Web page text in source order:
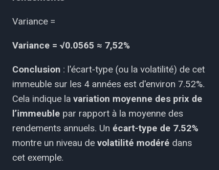
Variance =
Variance = √0.0565 ≈ 7,52%
Conclusion : l'écart-type (ou la volatilité) de cet
immeuble sur les 4 années est d'environ 7.52%.
Cela indique la variation moyenne des prix de
l’immeuble par rapport à la moyenne des
rendements annuels. Un écart-type de 7.52%
montre un niveau de volatilité modéré dans
cet exemple.